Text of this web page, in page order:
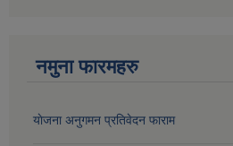
नमुना फारमहरु
याेजना अनुगमन प्रतिवेदन फाराम